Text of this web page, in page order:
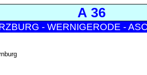
A 36
- WERNIGERODE -